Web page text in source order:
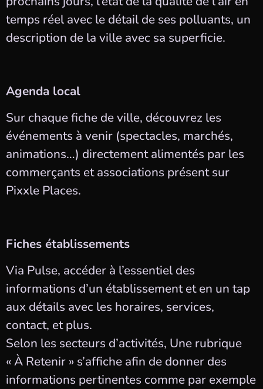
temps réel avec le détail de ses polluants, un
description de la ville avec sa superficie.
Agenda local
Sur chaque fiche de ville, découvrez les
événements à venir (spectacles, marchés,
animations…) directement alimentés par les
commerçants et associations présent sur
Pixxle Places.
Fiches établissements
Via Pulse, accéder à l’essentiel des
informations d’un établissement et en un tap
aux détails avec les horaires, services,
contact, et plus.
Selon les secteurs d’activités, Une rubrique
« À Retenir » s’affiche afin de donner des
informations pertinentes comme par exemple